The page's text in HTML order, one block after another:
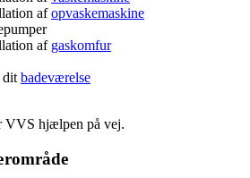
afopvaskemaskine
af gaskomfur
dit badeværelse
VVS hjælpen på vej.